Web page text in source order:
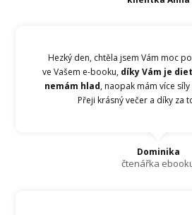
Hezký den, chtěla jsem Vám moc
ve Vašem e-booku, díky Vám je
nemám hlad, naopak mám více
Přeji krásný večer a díky za
Dominika
čtenářka